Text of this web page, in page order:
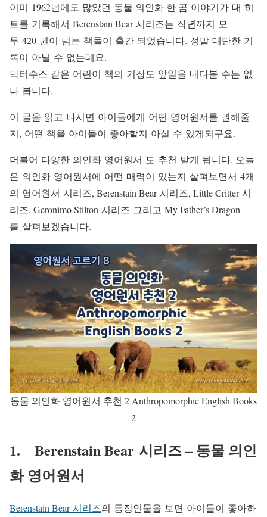
이미 1962년에도 많았던 동물 의인화 한 곰 이야기가 대 히
트를 기록해서 Berenstain Bear 시리즈는 작년까지 모
두 420 권이 넘는 책들이 출간 되었습니다. 정말 대단한 기
록이 아닐 수 없는데요.
닥터수스 같은 어린이 책의 거장도 앞일을 내다볼 수는 없
나 봅니다.
이 글을 읽고 나시면 아이들에게 어떤 영어원서를 권해줄
지, 어떤 책을 아이들이 좋아할지 아실 수 있게되구요.
더불어 다양한 의인화 영어원서 도 추천 받게 됩니다. 오늘
은 의인화 영어원서에 어떤 매력이 있는지 살펴보면서 4개
의 영어원서 시리즈, Berenstain Bear 시리즈, Little Critter 시
리즈, Geronimo Stilton 시리즈 그리고 My Father’s Dragon
를 살펴보겠습니다.
동물 의인화 영어원서 추천 2 Anthropomorphic English Books
2
1. Berenstain Bear 시리즈 – 동물 의인
화 영어원서
Berenstain Bear 시리즈의 등장인물을 보면 아이들이 좋아하